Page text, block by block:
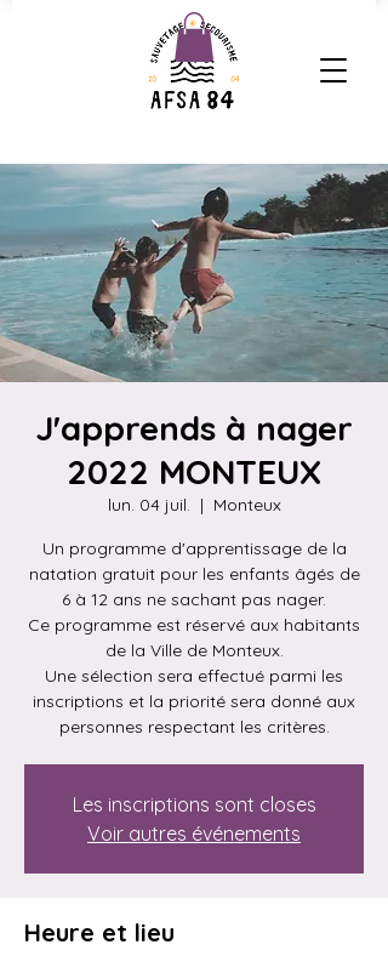
J'apprends à nager
2022 MONTEUX
lun. 04 juil.
  |
Monteux
Un programme d'apprentissage de la
natation gratuit pour les enfants âgés de
6 à 12 ans ne sachant pas nager.
Ce programme est réservé aux habitants
de la Ville de Monteux.
Une sélection sera effectué parmi les
inscriptions et la priorité sera donné aux
personnes respectant les critères.
Les inscriptions sont closes
Voir autres événements
Heure et lieu